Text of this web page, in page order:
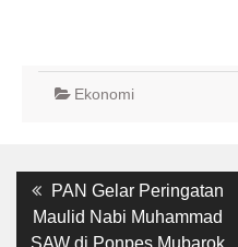
Ekonomi
Post
navigation
Previous
post:
PAN Gelar Peringatan
Maulid Nabi Muhammad
SAW di Ponpes Mubarok